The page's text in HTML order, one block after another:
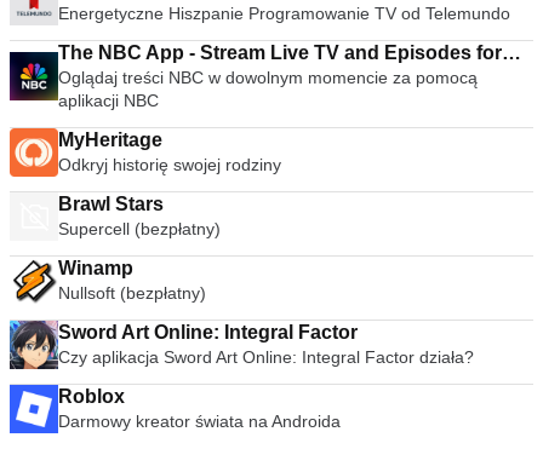
Energetyczne Hiszpanie Programowanie TV od Telemundo
The NBC App - Stream Live TV and Episodes for
Free
Oglądaj treści NBC w dowolnym momencie za pomocą
aplikacji NBC
MyHeritage
Odkryj historię swojej rodziny
Brawl Stars
Supercell (bezpłatny)
Winamp
Nullsoft (bezpłatny)
Sword Art Online: Integral Factor
Czy aplikacja Sword Art Online: Integral Factor działa?
Roblox
Darmowy kreator świata na Androida